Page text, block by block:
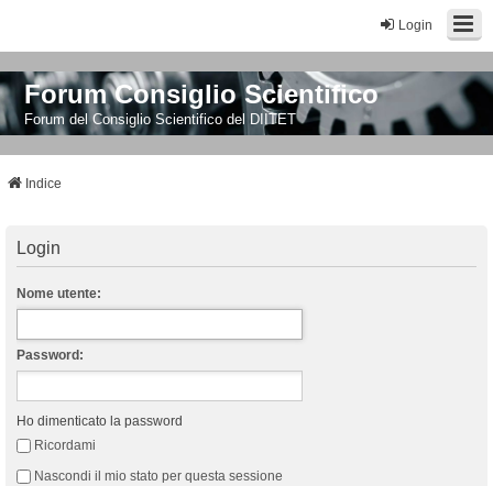
Login
Forum Consiglio Scientifico
Forum del Consiglio Scientifico del DIITET
Indice
Login
Nome utente:
Password:
Ho dimenticato la password
Ricordami
Nascondi il mio stato per questa sessione